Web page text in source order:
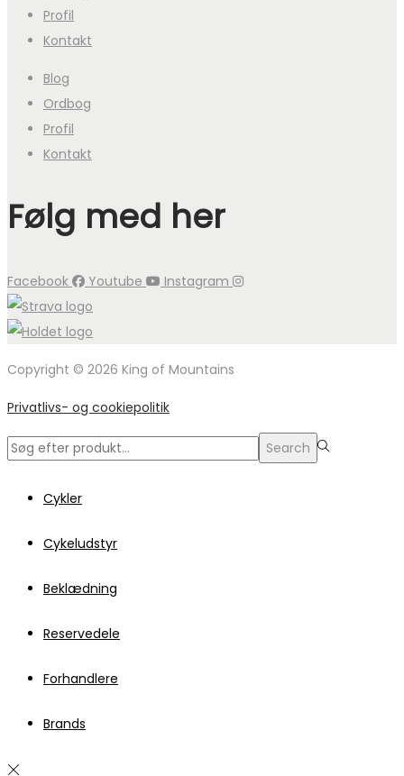
Profil
Kontakt
Blog
Ordbog
Profil
Kontakt
Følg med her
Facebook Youtube Instagram
Copyright © 2026 King of Mountains
Privatlivs- og cookiepolitik
Search
Search
Cykler
Cykeludstyr
Beklædning
Reservedele
Forhandlere
Brands